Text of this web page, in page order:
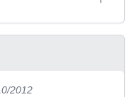
2012